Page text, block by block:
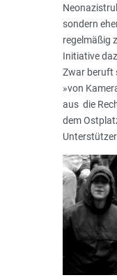
sondern
regelmäßig
Initiative
Zwar beruft
»von
aus die
dem